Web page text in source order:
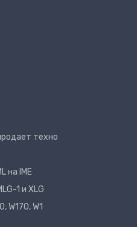
техно
на IME
1 и XLG
W170, W1